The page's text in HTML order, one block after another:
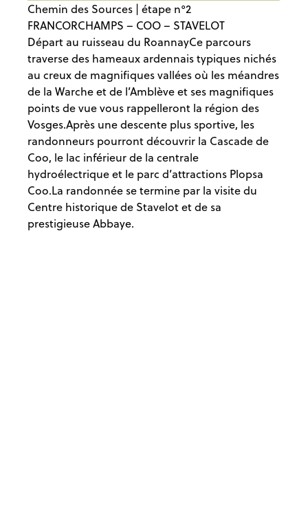
Chemin des Sources | étape n°2
FRANCORCHAMPS – COO – STAVELOT
Départ au ruisseau du RoannayCe parcours
traverse des hameaux ardennais typiques nichés
au creux de magnifiques vallées où les méandres
de la Warche et de l’Amblève et ses magnifiques
points de vue vous rappelleront la région des
Vosges.Après une descente plus sportive, les
randonneurs pourront découvrir la Cascade de
Coo, le lac inférieur de la centrale
hydroélectrique et le parc d’attractions Plopsa
Coo.La randonnée se termine par la visite du
Centre historique de Stavelot et de sa
prestigieuse Abbaye.